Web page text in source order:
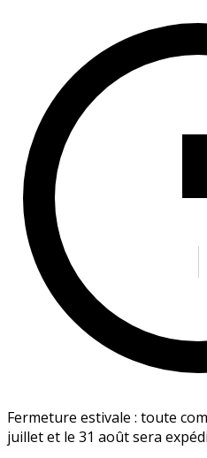
Fermeture estivale : toute
juillet et le 31 août sera